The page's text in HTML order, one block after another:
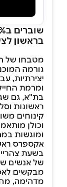
בראשון
מטבחו של
גורמה
יצירתיות,
ומרמת
בת"א, גם
ראשונות
קינוחים
וכולן
ומוגשות
אקספרס
בשעת
של אנשים
מבקשים
מדהימה,